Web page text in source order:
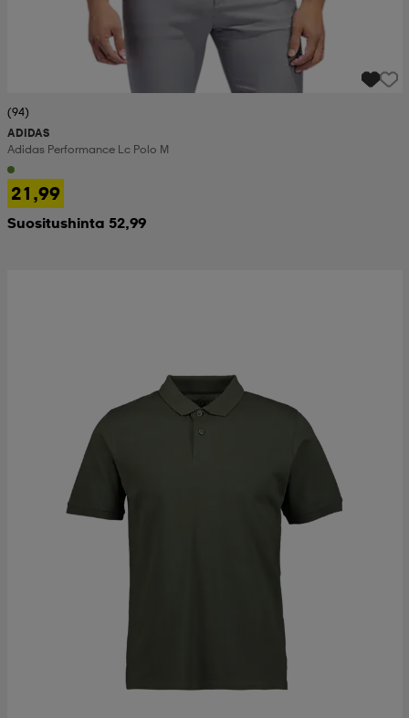
(94)
ADIDAS
Adidas Performance Lc Polo M
21,99
Suositushinta 52,99